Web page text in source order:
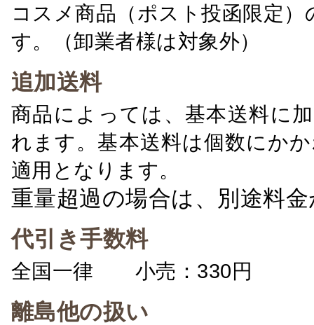
コスメ商品（ポスト投函限定
す。（卸業者様は対象外）
追加送料
商品によっては、基本送料に
れます。基本送料は個数にか
適用となります。
重量超過の場合は、別途料
代引き手数料
全国一律 小売：330円 卸
離島他の扱い